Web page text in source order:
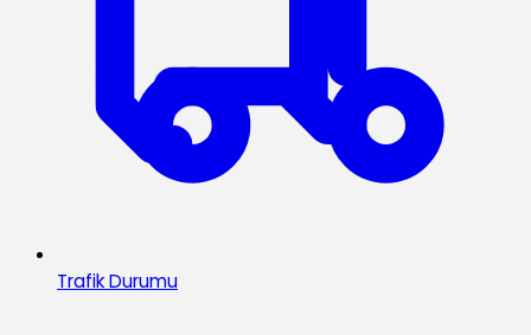
Trafik Durumu